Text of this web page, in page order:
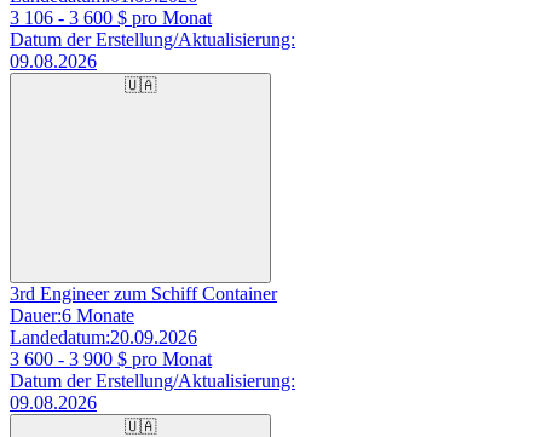
3 106 - 3 600 $ pro Monat
Datum der Erstellung/Aktualisierung:
09.08.2026
🇺🇦
3rd Engineer zum Schiff Container
Dauer:6 Monate
Landedatum:20.09.2026
3 600 - 3 900 $ pro Monat
Datum der Erstellung/Aktualisierung:
09.08.2026
🇺🇦